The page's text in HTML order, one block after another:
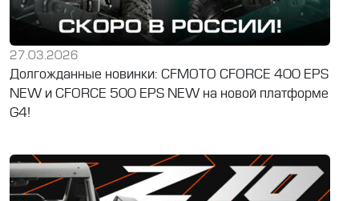
27.03.2026
Долгожданные новинки: CFMOTO CFORCE 400 EPS
NEW и CFORCE 500 EPS NEW на новой платформе
G4!